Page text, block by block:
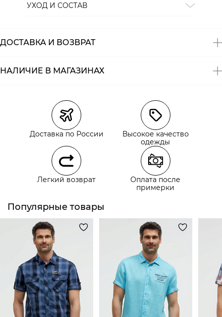
УХОД И СОСТАВ
ДОСТАВКА И ВОЗВРАТ
Курьерская доставка СДЭК
Самовывоз из пункта выдачи СДЭК
Самовывоз из наших магазинов
Курьерская доставка СДЭК
Самовывоз из пункта выдачи СДЭК
НАЛИЧИЕ В МАГАЗИНАХ
Доставка по России
Высокое качество
одежды
Легкий возврат
Оплата после
примерки
Популярные товары